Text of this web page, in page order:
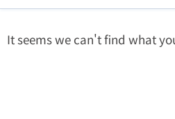
It seems we can't find what